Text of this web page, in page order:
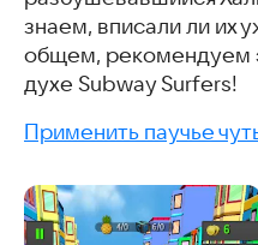
знаем, вписали ли их
общем, рекомендуем
духе Subway Surfers!
Применить паучье